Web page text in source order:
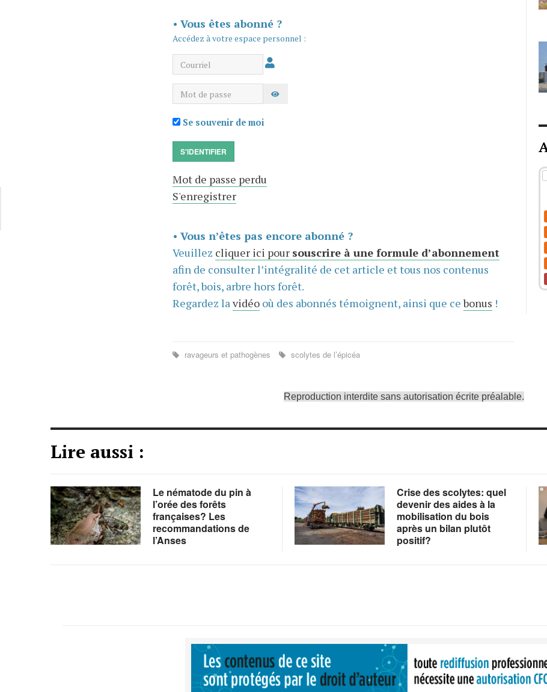
• Vous êtes abonné ?
Accédez à votre espace personnel :
Courriel
Mot de passe AFFICHER LE MOT DE PASSE
Se souvenir de moi
S'IDENTIFIER
Mot de passe perdu
S'enregistrer
• Vous n’êtes pas encore abonné ?
Veuillez cliquer ici pour souscrire à une formule d’abonnement
afin de consulter l’intégralité de cet article et tous nos contenus
forêt, bois, arbre hors forêt.
Regardez lavidéooù des abonnés témoignent, ainsi que cebonus !
ravageurs et pathogènes scolytes de l’épicéa
Reproduction interdite sans autorisation écrite préalable.
Lire aussi :
Le nématode du pin à
l’orée des forêts
françaises? Les
recommandations de
l’Anses
Crise des scolytes: quel
devenir des aides à la
mobilisation du bois
après un bilan plutôt
positif?